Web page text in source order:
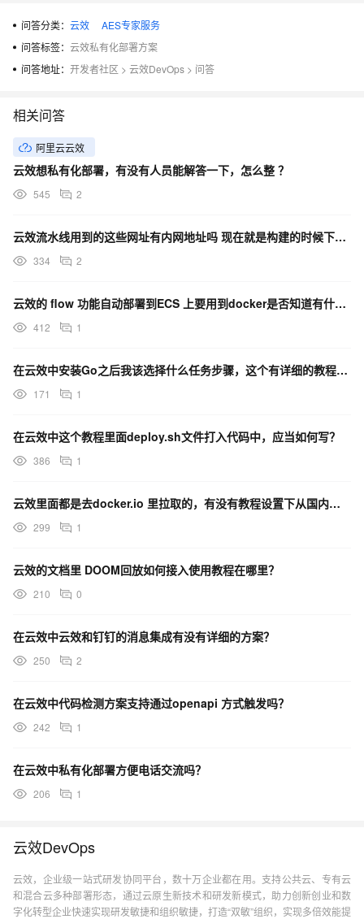
问答分类： 云效
AES专家服务
问答标签： 云效私有化部署方案
问答地址： 开发者社区 > 云效DevOps > 问答
相关问答
阿里云云效
云效想私有化部署，有没有人员能解答一下，怎么整 ？
545 2
云效流水线用到的这些网址有内网地址吗 现在就是构建的时候下载太慢了，所以看下有什么优化的方案么？
334 2
云效的 flow 功能自动部署到ECS 上要用到docker是否知道有什么方案可以绕过这个配置吗？
412 1
在云效中安装Go之后我该选择什么任务步骤，这个有详细的教程吗？
171 1
在云效中这个教程里面deploy.sh文件打入代码中，应当如何写？
386 1
云效里面都是去docker.io 里拉取的，有没有教程设置下从国内的其他镜像地址去拉的办法？
299 1
云效的文档里 DOOM回放如何接入使用教程在哪里？
210 0
在云效中云效和钉钉的消息集成有没有详细的方案？
250 2
在云效中代码检测方案支持通过openapi 方式触发吗？
242 1
在云效中私有化部署方便电话交流吗？
206 1
云效DevOps
云效，企业级一站式研发协同平台，数十万企业都在用。支持公共云、专有云
和混合云多种部署形态，通过云原生新技术和研发新模式，助力创新创业和数
字化转型企业快速实现研发敏捷和组织敏捷，打造“双敏”组织，实现多倍效能提